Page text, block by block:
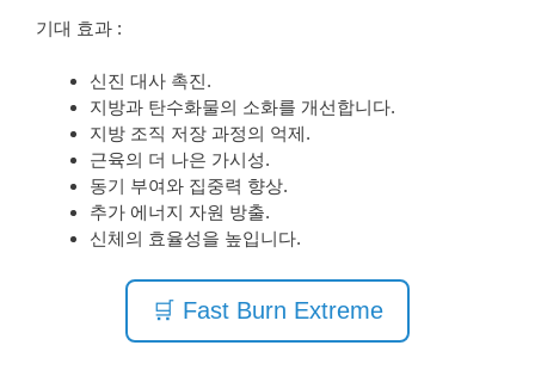
기대 효과 :
신진 대사 촉진.
지방과 탄수화물의 소화를 개선합니다.
지방 조직 저장 과정의 억제.
근육의 더 나은 가시성.
동기 부여와 집중력 향상.
추가 에너지 자원 방출.
신체의 효율성을 높입니다.
🛒 Fast Burn Extreme